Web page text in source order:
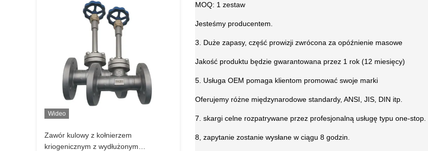
Wideo
Zawór kulowy z kołnierzem
kriogenicznym z wydłużonym
MOQ: 1 zestaw
Jesteśmy producentem.
3. Duże zapasy, część prowizji zwrócona za opóźnienie masowe
Jakość produktu będzie gwarantowana przez 1 rok (12 miesięcy)
5. Usługa OEM pomaga klientom promować swoje marki
Oferujemy różne międzynarodowe standardy, ANSI, JIS, DIN itp.
7. skargi celne rozpatrywane przez profesjonalną usługę typu one-stop.
8, zapytanie zostanie wysłane w ciągu 8 godzin.